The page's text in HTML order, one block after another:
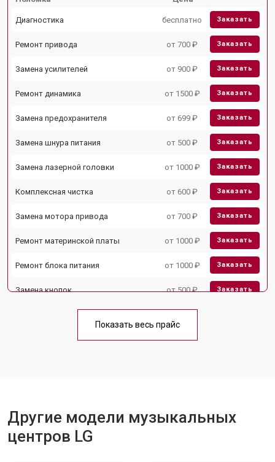
Диагностика бесплатно Заказать
Ремонт привода от 700 ₽ Заказать
Замена усилителей от 900 ₽ Заказать
Ремонт динамика от 1500 ₽ Заказать
Замена предохранителя от 699 ₽ Заказать
Замена шнура питания от 500 ₽ Заказать
Замена лазерной головки от 1000 ₽ Заказать
Комплексная чистка от 600 ₽ Заказать
Замена мотора привода от 700 ₽ Заказать
Ремонт материнской платы от 1000 ₽ Заказать
Ремонт блока питания от 1000 ₽ Заказать
Замена кнопок от 500 ₽ Заказать
Показать весь прайс
Другие модели музыкальных
центров LG